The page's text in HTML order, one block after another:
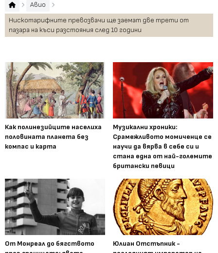
Авио
Нискотарифните превозвачи ще заемат две трети от
пазара на къси разстояния след 10 години
Как полинезийците населиха
половината планета без
компас и карта
Музикални хроники:
Срамежливото момиченце се
научи да вярва в себе си и
стана една от най-големите
британски певици
От Монреал до бягството
Юлиан Отстъпник -